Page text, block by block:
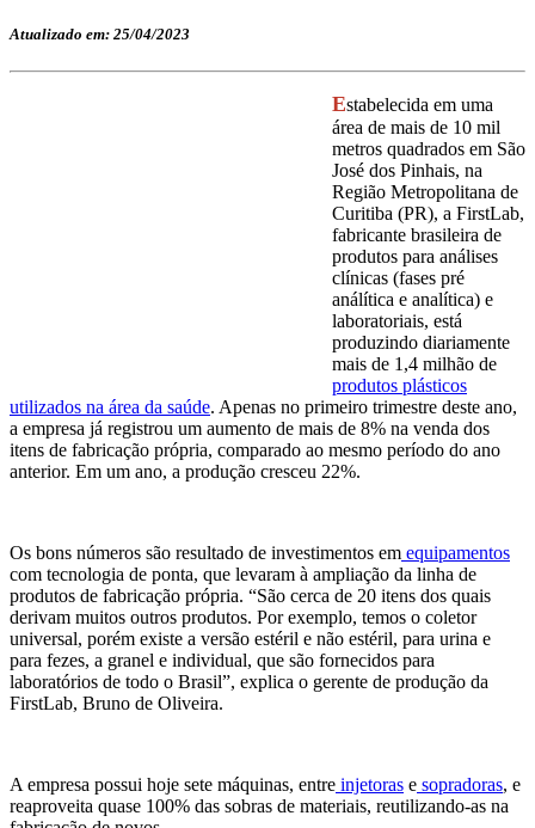
Atualizado em: 25/04/2023
Estabelecida em uma
área de mais de 10 mil
metros quadrados em São
José dos Pinhais, na
Região Metropolitana de
Curitiba (PR), a FirstLab,
fabricante brasileira de
produtos para análises
clínicas (fases pré
análítica e analítica) e
laboratoriais, está
produzindo diariamente
mais de 1,4 milhão de
produtos plásticos
utilizados na área da saúde. Apenas no primeiro trimestre deste ano,
a empresa já registrou um aumento de mais de 8% na venda dos
itens de fabricação própria, comparado ao mesmo período do ano
anterior. Em um ano, a produção cresceu 22%.
Os bons números são resultado de investimentos em equipamentos
com tecnologia de ponta, que levaram à ampliação da linha de
produtos de fabricação própria. “São cerca de 20 itens dos quais
derivam muitos outros produtos. Por exemplo, temos o coletor
universal, porém existe a versão estéril e não estéril, para urina e
para fezes, a granel e individual, que são fornecidos para
laboratórios de todo o Brasil”, explica o gerente de produção da
FirstLab, Bruno de Oliveira.
A empresa possui hoje sete máquinas, entre injetoras e sopradoras, e
reaproveita quase 100% das sobras de materiais, reutilizando-as na